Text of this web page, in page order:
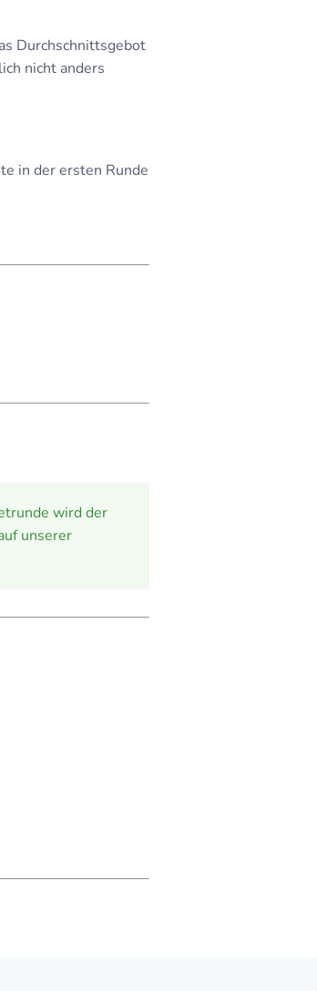
Durchschnittsgebot
nicht anders
in der ersten Runde
wird der
unserer